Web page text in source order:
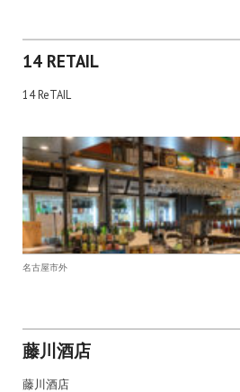
14 RETAIL
14 ReTAIL
名古屋市外
藤川酒店
藤川酒店